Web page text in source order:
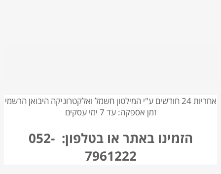
אחריות 24 חודשים
ע"י המילטון חשמל ואלקטרוניקה היבואן הרשמי
זמן אספקה: עד 7 ימי עסקים
הזמינו באתר או בטלפון: 052-
7961222